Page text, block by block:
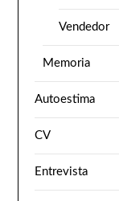
Vendedor
Memoria
Autoestima
CV
Entrevista